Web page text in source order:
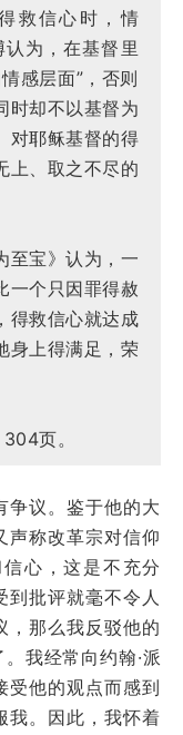
救信心时，情
认为，在基督里
感层面”，否则
时却不以基督为
对耶稣基督的得
上、取之不尽的
至宝》认为，一
一个只因罪得赦
得救信心就达成
身上得满足，荣
页。
争议。鉴于他的大
声称改革宗对信仰
心，这是不充分
批评就毫不令人
，那么我反驳他的
我经常向约翰·派
受他的观点而感到
我。因此，我怀着